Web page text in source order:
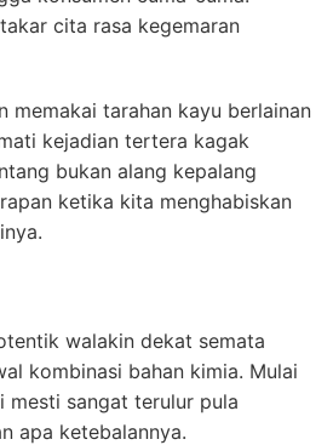
cita rasa kegemaran
memakai tarahan kayu berlainan
kejadian tertera kagak
bukan alang kepalang
ketika kita menghabiskan
walakin dekat semata
kombinasi bahan kimia. Mulai
mesti sangat terulur pula
apa ketebalannya.